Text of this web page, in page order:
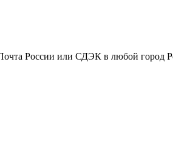
России или СДЭК в любой город